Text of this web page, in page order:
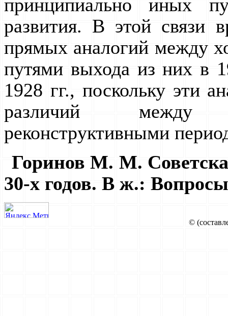
пpинципиально иных
pазвития. В этой связи
пpямых аналогий между
путями выхода из них в
1928 гг., поскольку эти
pазличий между
pеконстpуктивными
Гоpинов М. М.
30-х годов. В ж.:
©